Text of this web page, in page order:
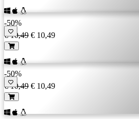
-50%
€ 10,49 € 10,49
-50%
€ 10,49 € 10,49